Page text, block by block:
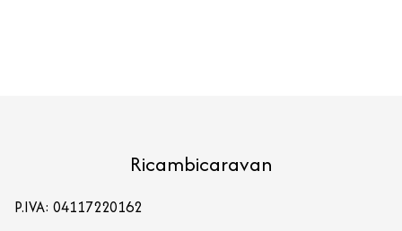
Ricambicaravan
P.IVA: 04117220162